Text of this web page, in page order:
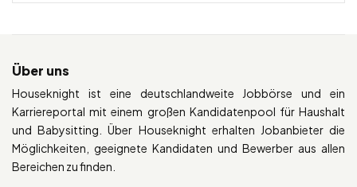
Über uns
Houseknight ist eine deutschlandweite Jobbörse und ein
Karriereportal mit einem großen Kandidatenpool für Haushalt
und Babysitting. Über Houseknight erhalten Jobanbieter die
Möglichkeiten, geeignete Kandidaten und Bewerber aus allen
Bereichen zu finden.